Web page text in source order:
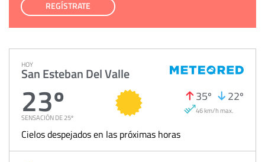
REGÍSTRATE
HOY
San Esteban Del Valle
23º
SENSACIÓN DE 25º
35º 22º
46 km/h max.
Cielos despejados en las próximas horas